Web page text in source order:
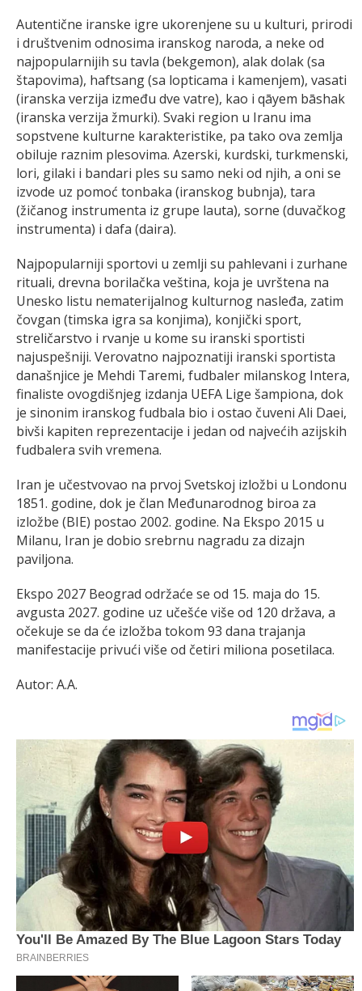
Autentične iranske igre ukorenjene su u kulturi, prirodi
i društvenim odnosima iranskog naroda, a neke od
najpopularnijih su tavla (bekgemon), alak dolak (sa
štapovima), haftsang (sa lopticama i kamenjem), vasati
(iranska verzija između dve vatre), kao i qāyem bāshak
(iranska verzija žmurki). Svaki region u Iranu ima
sopstvene kulturne karakteristike, pa tako ova zemlja
obiluje raznim plesovima. Azerski, kurdski, turkmenski,
lori, gilaki i bandari ples su samo neki od njih, a oni se
izvode uz pomoć tonbaka (iranskog bubnja), tara
(žičanog instrumenta iz grupe lauta), sorne (duvačkog
instrumenta) i dafa (daira).
Najpopularniji sportovi u zemlji su pahlevani i zurhane
rituali, drevna borilačka veština, koja je uvrštena na
Unesko listu nematerijalnog kulturnog nasleđa, zatim
čovgan (timska igra sa konjima), konjički sport,
streličarstvo i rvanje u kome su iranski sportisti
najuspešniji. Verovatno najpoznatiji iranski sportista
današnjice je Mehdi Taremi, fudbaler milanskog Intera,
finaliste ovogdišnjeg izdanja UEFA Lige šampiona, dok
je sinonim iranskog fudbala bio i ostao čuveni Ali Daei,
bivši kapiten reprezentacije i jedan od najvećih azijskih
fudbalera svih vremena.
Iran je učestvovao na prvoj Svetskoj izložbi u Londonu
1851. godine, dok je član Međunarodnog biroa za
izložbe (BIE) postao 2002. godine. Na Ekspo 2015 u
Milanu, Iran je dobio srebrnu nagradu za dizajn
paviljona.
Ekspo 2027 Beograd održaće se od 15. maja do 15.
avgusta 2027. godine uz učešće više od 120 država, a
očekuje se da će izložba tokom 93 dana trajanja
manifestacije privući više od četiri miliona posetilaca.
Autor: A.A.